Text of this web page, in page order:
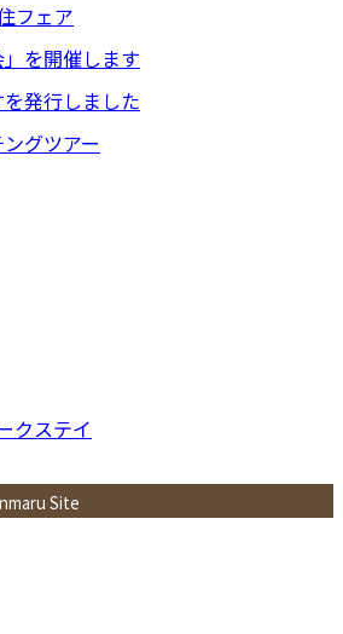
フェア
」を開催します
発行しました
グツアー
クステイ
Site